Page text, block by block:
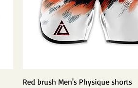
Red brush Men's Physique shorts